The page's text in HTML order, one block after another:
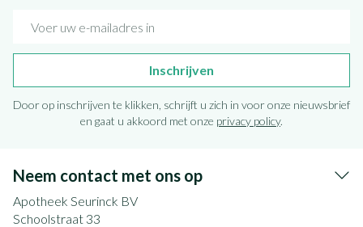
Inschrijven
Door op inschrijven te klikken, schrijft u zich in voor onze nieuwsbrief
en gaat u akkoord met onze privacy policy.
Neem contact met ons op
Apotheek Seurinck BV
Schoolstraat 33